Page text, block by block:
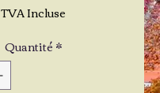
TVA Incluse
Quantité*